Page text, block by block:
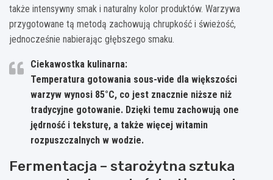
także intensywny smak i naturalny kolor produktów. Warzywa
przygotowane tą metodą zachowują chrupkość i świeżość,
jednocześnie nabierając głębszego smaku.
Ciekawostka kulinarna:
Temperatura gotowania sous-vide dla większości
warzyw wynosi 85°C, co jest znacznie niższe niż
tradycyjne gotowanie. Dzięki temu zachowują one
jędrność i teksturę, a także więcej witamin
rozpuszczalnych w wodzie.
Fermentacja – starożytna sztuka